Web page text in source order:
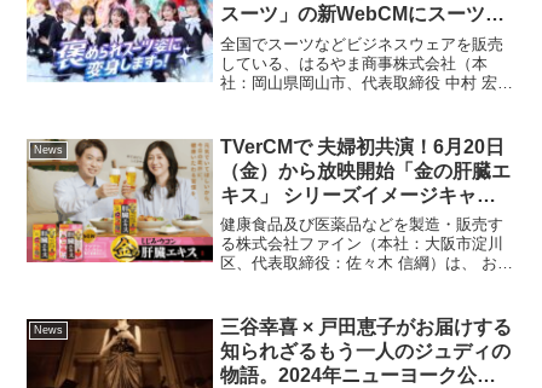
スーツ」の新WebCMにスーツ姿
で初登場新生活に向けて頑張るフ
レッシャーズ世代をメンバー7人
が元気に褒めて応援！
全国でスーツなどビジネスウェアを販売
している、はるやま商事株式会社（本
社：岡山県岡山市、代表取締役 中村 宏
の「はるやま褒められスーツ」を販売い
たします。それに伴...
News
TVerCMで 夫婦初共演！6月20日
（金）から放映開始「金の肝臓エ
キス」 シリーズイメージキャラ
クターに川谷修士さん、野々村友
紀子さん夫妻が就任～修士・野々
村夫妻 デザインの商品・QUOカ
ペーンも～
健康食品及び医薬品などを製造・販売す
る株式会社ファイン（本社：大阪市淀川
区、代表取締役：佐々木 信綱）は、 お付
ラクターとして、 お笑いコンビ 2丁拳銃
の川谷修士さんと...
News
三谷幸喜 × 戸田恵子がお届けする
知られざるもう一人のジュディの
物語。2024年ニューヨーク公演